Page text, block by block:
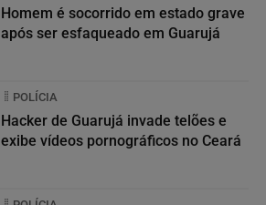
Homem é socorrido em estado grave
após ser esfaqueado em Guarujá
POLÍCIA
Hacker de Guarujá invade telões e
exibe vídeos pornográficos no Ceará